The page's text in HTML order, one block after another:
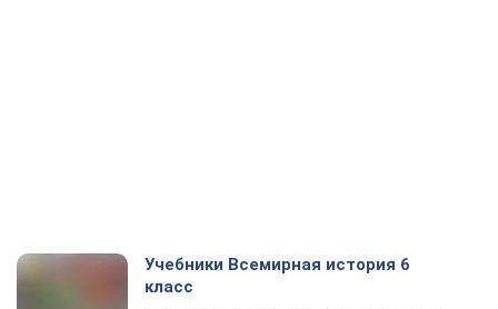
Учебники Всемирная история 6
класс